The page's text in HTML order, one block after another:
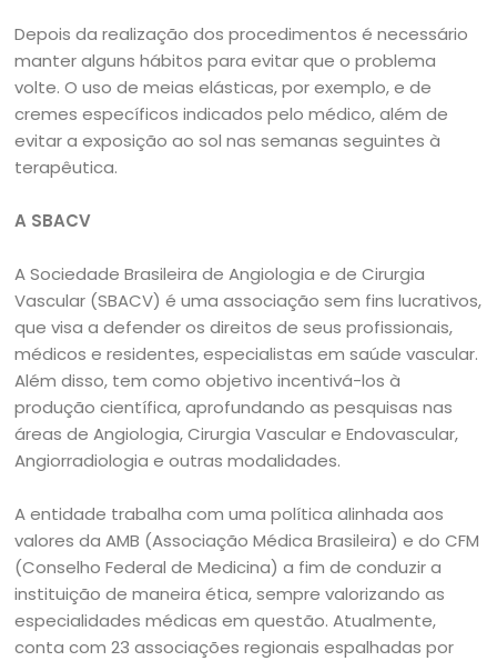
Depois da realização dos procedimentos é necessário
manter alguns hábitos para evitar que o problema
volte. O uso de meias elásticas, por exemplo, e de
cremes específicos indicados pelo médico, além de
evitar a exposição ao sol nas semanas seguintes à
terapêutica.
A SBACV
A Sociedade Brasileira de Angiologia e de Cirurgia
Vascular (SBACV) é uma associação sem fins lucrativos,
que visa a defender os direitos de seus profissionais,
médicos e residentes, especialistas em saúde vascular.
Além disso, tem como objetivo incentivá-los à
produção científica, aprofundando as pesquisas nas
áreas de Angiologia, Cirurgia Vascular e Endovascular,
Angiorradiologia e outras modalidades.
A entidade trabalha com uma política alinhada aos
valores da AMB (Associação Médica Brasileira) e do CFM
(Conselho Federal de Medicina) a fim de conduzir a
instituição de maneira ética, sempre valorizando as
especialidades médicas em questão. Atualmente,
conta com 23 associações regionais espalhadas por